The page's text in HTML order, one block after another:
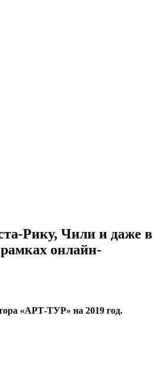
Рику, Чили и даже в
онлайн-
«АРТ-ТУР» на 2019 год.